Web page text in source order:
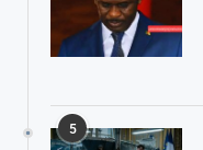
5